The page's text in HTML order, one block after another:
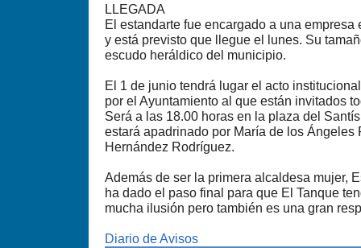
LLEGADA
El estandarte fue encargado a una
y está previsto que llegue el lunes. Su
escudo heráldico del municipio.
El 1 de junio tendrá lugar el acto
por el Ayuntamiento al que están invitados
Será a las 18.00 horas en la plaza del
estará apadrinado por María de los Ángeles
Hernández Rodríguez.
Además de ser la primera alcaldesa mujer,
ha dado el paso final para que El Tanque
mucha ilusión pero también es una gran
Diario de Avisos